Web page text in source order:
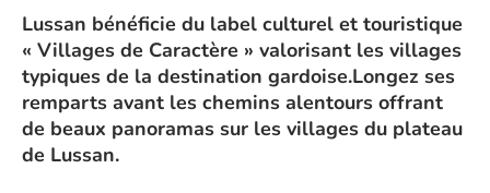
Lussan bénéficie du label culturel et touristique
« Villages de Caractère » valorisant les villages
typiques de la destination gardoise.Longez ses
remparts avant les chemins alentours offrant
de beaux panoramas sur les villages du plateau
de Lussan.